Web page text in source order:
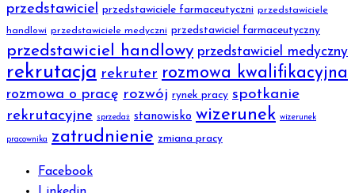
przedstawiciel przedstawiciele farmaceutyczni przedstawiciele
handlowi przedstawiciele medyczni przedstawiciel farmaceutyczny
przedstawiciel handlowy przedstawiciel medyczny
rekrutacja rekruter rozmowa kwalifikacyjna
rozmowa o pracę rozwój rynek pracy spotkanie
rekrutacyjne sprzedaż stanowisko wizerunek wizerunek
pracownika zatrudnienie zmiana pracy
Facebook